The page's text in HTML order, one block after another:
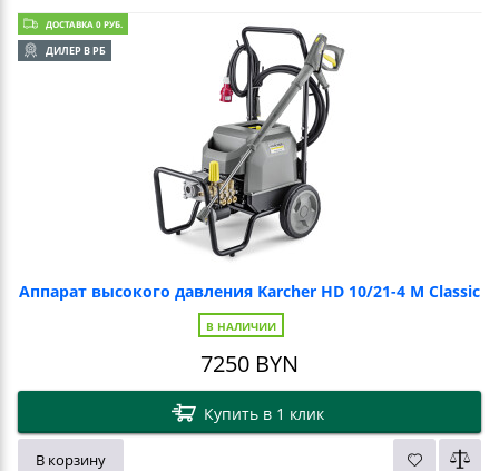
ДОСТАВКА 0 РУБ.
ДИЛЕР В РБ
Аппарат высокого давления Karcher HD 10/21-4 M Classic
В НАЛИЧИИ
7250 BYN
Купить в 1 клик
В корзину